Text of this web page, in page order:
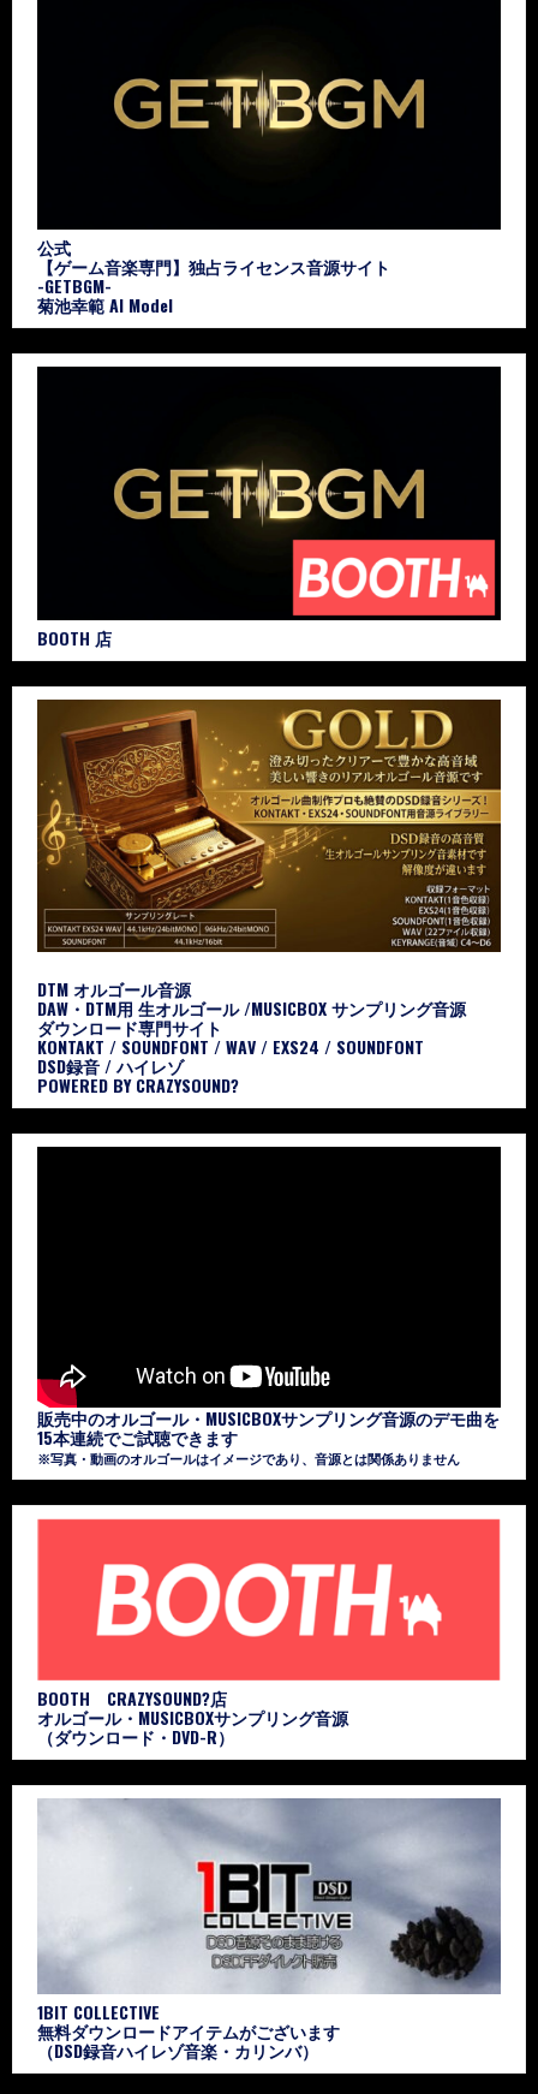
公式
【ゲーム音楽専門】独占ライセンス音源サイト
-GETBGM-
菊池幸範 AI Model
BOOTH 店
DTM オルゴール音源
DAW・DTM用 生オルゴール /MUSICBOX サンプリング音源
ダウンロード専門サイト
KONTAKT / SOUNDFONT / WAV / EXS24 / SOUNDFONT
DSD録音 / ハイレゾ
POWERED BY CRAZYSOUND?
販売中のオルゴール・MUSICBOXサンプリング音源のデモ曲を
15本連続でご試聴できます
※写真・動画のオルゴールはイメージであり、音源とは関係ありません
BOOTH CRAZYSOUND?店
オルゴール・MUSICBOXサンプリング音源
（ダウンロード・DVD-R）
1BIT COLLECTIVE
無料ダウンロードアイテムがございます
（DSD録音ハイレゾ音楽・カリンバ）